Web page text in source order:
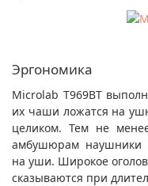
Эргономика
Microlab T969BT
их чаши ложатся на
целиком. Тем не
амбушюрам наушники
на уши. Широкое
сказываются при